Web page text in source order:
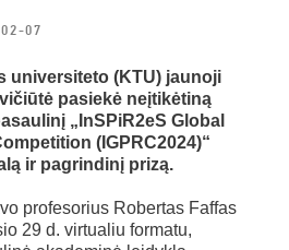
07
universiteto (KTU) jaunoji
pasiekė neįtikėtiną
„InSPiR2eS Global
(IGPRC2024)“
ir pagrindinį prizą.
profesorius Robertas Faffas
29 d. virtualiu formatu,